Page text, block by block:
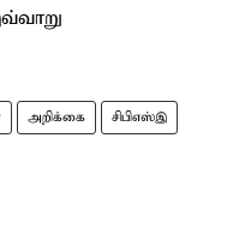
அறிக்கை சிபிஎஸ்இ